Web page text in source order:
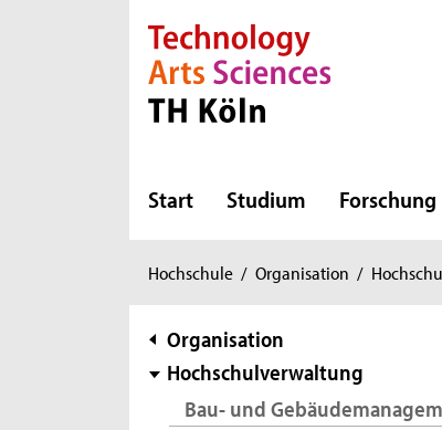
Direkt zur Hauptnavigation
Direkt zur Subnavigation
Direkt zum Inhalt
Direkt zum Fußbereich
Start Studium Forschung
Sie
hier:
Hochschule / Organisation /
Subnavigation
Organisation
Hochschulverwaltung
Bau- und